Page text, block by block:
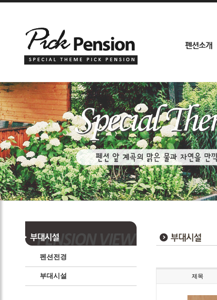
펜션전경
부대시설 제목